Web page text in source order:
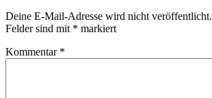
Deine E-Mail-Adresse wird nicht veröffentlicht.
Felder sind mit * markiert
Kommentar *